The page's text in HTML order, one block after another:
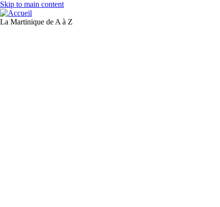
Skip to main content
La Martinique de A à Z